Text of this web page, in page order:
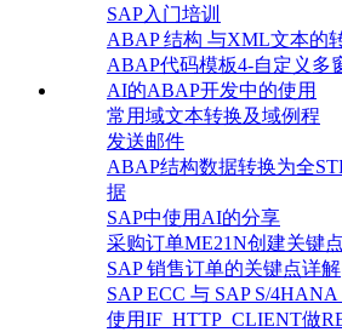
SAP入门培训
ABAP 结构 与XML文本的
ABAP代码模板4-自定义多
AI的ABAP开发中的使用
常用域文本转换及域例程
发送邮件
ABAP结构数据转换为全
据
SAP中使用AI的分享
采购订单ME21N创建关键点
SAP 销售订单的关键点详解
SAP ECC 与 SAP S/
使用IF_HTTP_CLIENT做